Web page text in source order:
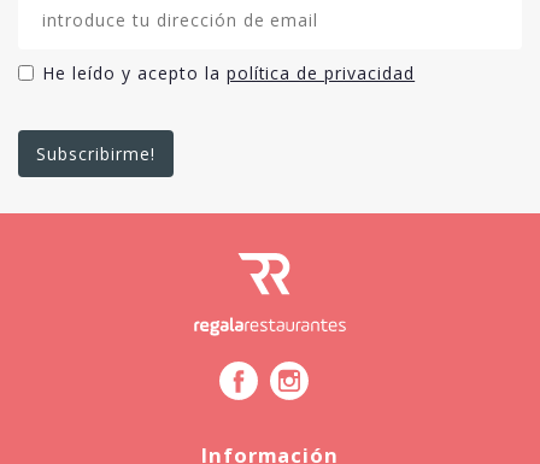
He leído y acepto la política de privacidad
Información